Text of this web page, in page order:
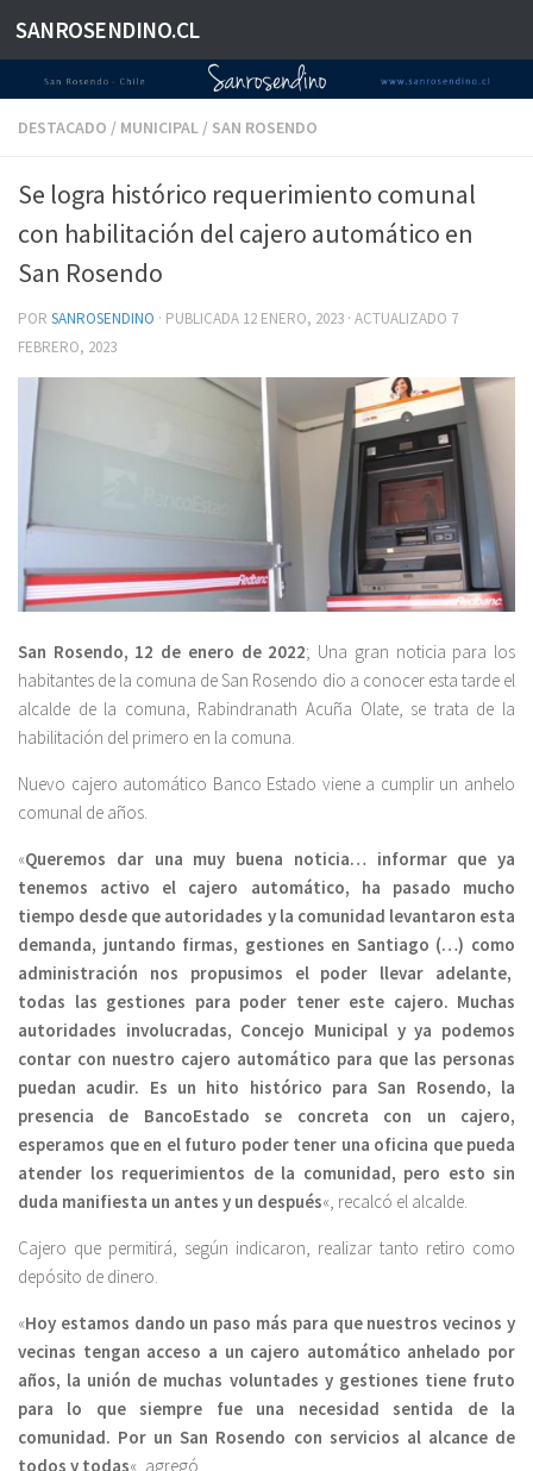
Saltar al contenido
SANROSENDINO.CL
DESTACADO / MUNICIPAL / SAN ROSENDO
Se logra histórico requerimiento comunal
con habilitación del cajero automático en
San Rosendo
POR SANROSENDINO · PUBLICADA 12 ENERO, 2023 · ACTUALIZADO 7
FEBRERO, 2023
San Rosendo, 12 de enero de 2022; Una gran noticia para los
habitantes de la comuna de San Rosendo dio a conocer esta tarde el
alcalde de la comuna, Rabindranath Acuña Olate, se trata de la
habilitación del primero en la comuna.
Nuevo cajero automático Banco Estado viene a cumplir un anhelo
comunal de años.
«Queremos dar una muy buena noticia… informar que ya
tenemos activo el cajero automático, ha pasado mucho
tiempo desde que autoridades y la comunidad levantaron esta
demanda, juntando firmas, gestiones en Santiago (…) como
administración nos propusimos el poder llevar adelante,
todas las gestiones para poder tener este cajero. Muchas
autoridades involucradas, Concejo Municipal y ya podemos
contar con nuestro cajero automático para que las personas
puedan acudir. Es un hito histórico para San Rosendo, la
presencia de BancoEstado se concreta con un cajero,
esperamos que en el futuro poder tener una oficina que pueda
atender los requerimientos de la comunidad, pero esto sin
duda manifiesta un antes y un después«, recalcó el alcalde.
Cajero que permitirá, según indicaron, realizar tanto retiro como
depósito de dinero.
«Hoy estamos dando un paso más para que nuestros vecinos y
vecinas tengan acceso a un cajero automático anhelado por
años, la unión de muchas voluntades y gestiones tiene fruto
para lo que siempre fue una necesidad sentida de la
comunidad. Por un San Rosendo con servicios al alcance de
todos y todas«, agregó.